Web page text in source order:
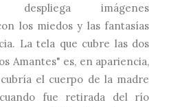
despliega imágenes
los miedos y las fantasías
La tela que cubre las dos
Amantes" es, en apariencia,
el cuerpo de la madre
fue retirada del río